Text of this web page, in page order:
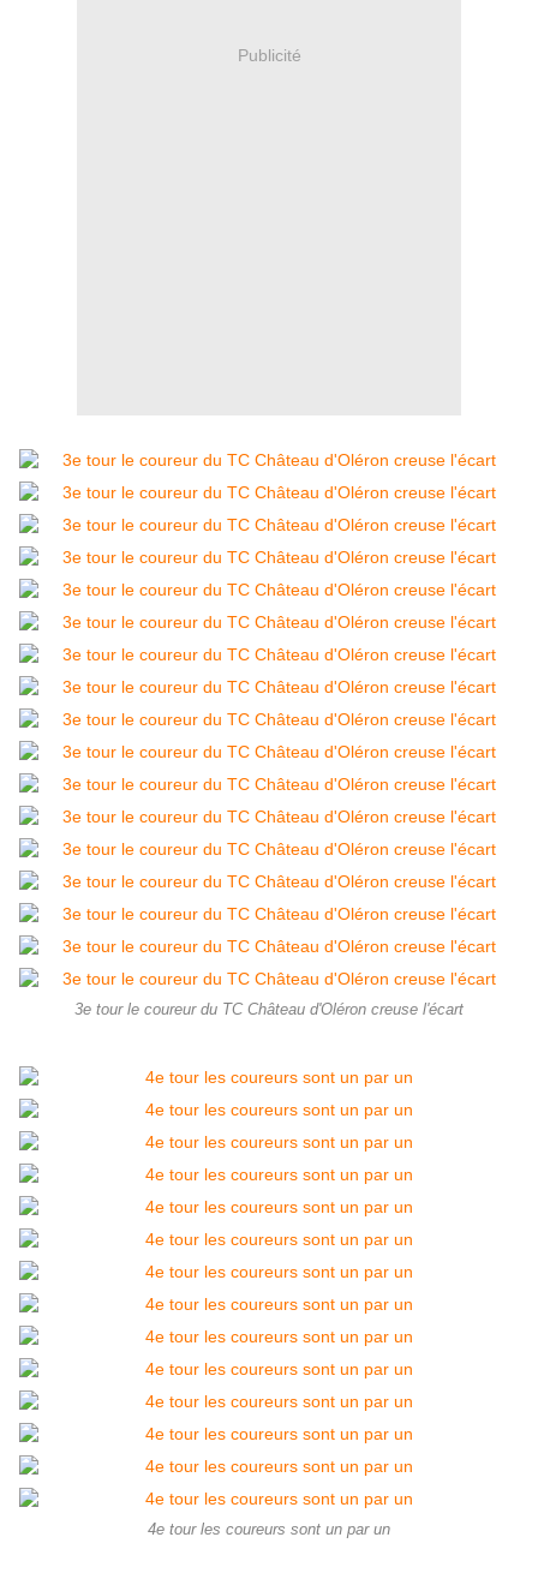
Publicité
3e tour le coureur du TC Château d'Oléron creuse l'écart
4e tour les coureurs sont un par un